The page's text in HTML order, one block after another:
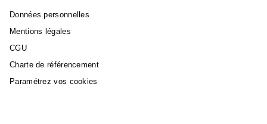
Données personnelles
Mentions légales
CGU
Charte de référencement
Paramétrez vos cookies